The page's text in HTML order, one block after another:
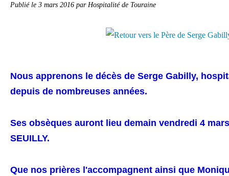
Publié le 3 mars 2016 par Hospitalité de Touraine
Nous apprenons le décès de Serge Gabilly,
depuis de nombreuses années.
Ses obsèques auront lieu demain vendredi 4
SEUILLY.
Que nos prières l'accompagnent ainsi que